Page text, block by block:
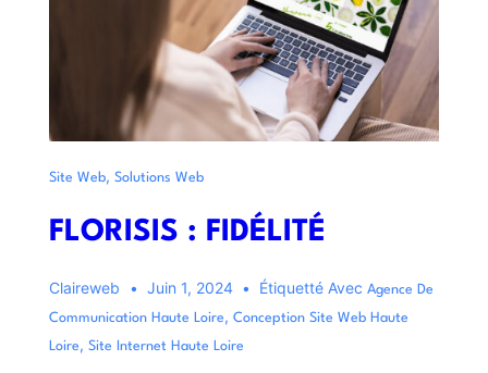
Site Web, Solutions Web
FLORISIS : FIDÉLITÉ
Claireweb Juin 1, 2024 Étiquetté AvecAgence De
Communication Haute Loire, Conception Site Web Haute
Loire, Site Internet Haute Loire